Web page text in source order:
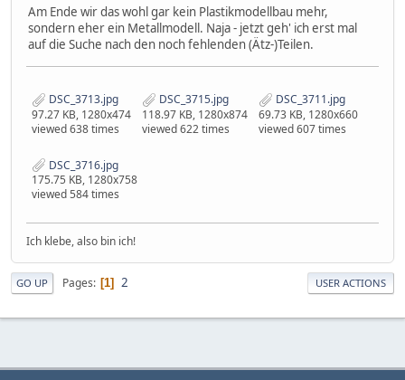
Am Ende wir das wohl gar kein Plastikmodellbau mehr,
sondern eher ein Metallmodell. Naja - jetzt geh' ich erst mal
auf die Suche nach den noch fehlenden (Ätz-)Teilen.
DSC_3713.jpg
97.27 KB, 1280x474
viewed 638 times
DSC_3715.jpg
118.97 KB, 1280x874
viewed 622 times
DSC_3711.jpg
69.73 KB, 1280x660
viewed 607 times
DSC_3716.jpg
175.75 KB, 1280x758
viewed 584 times
Ich klebe, also bin ich!
GO UP Pages 1 2 USER ACTIONS